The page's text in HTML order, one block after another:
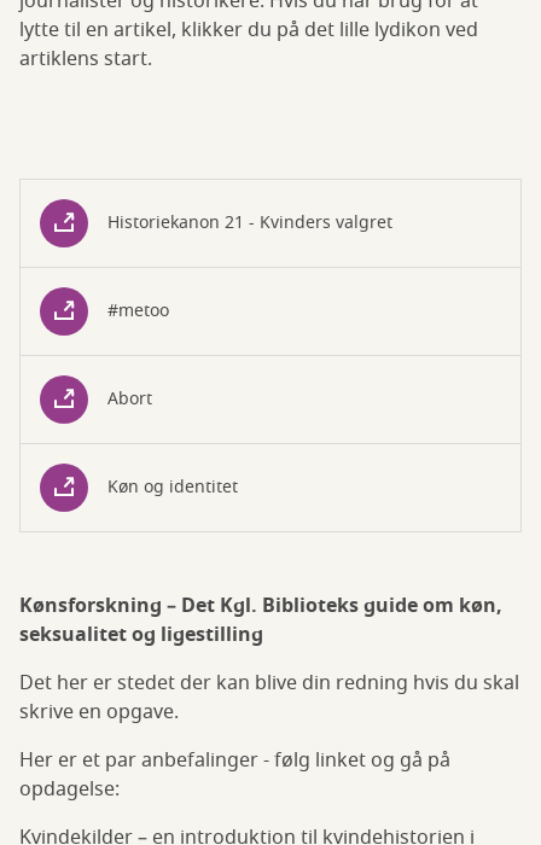
lytte til en artikel, klikker du på det lille lydikon ved
artiklens start.
Historiekanon 21 - Kvinders valgret
#metoo
Abort
Køn og identitet
Kønsforskning – Det Kgl. Biblioteks guide om køn,
seksualitet og ligestilling
Det her er stedet der kan blive din redning hvis du skal
skrive en opgave.
Her er et par anbefalinger - følg linket og gå på
opdagelse:
Kvindekilder – en introduktion til kvindehistorien i